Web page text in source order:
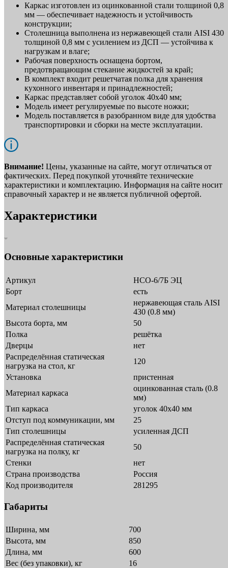
Каркас изготовлен из оцинкованной стали толщиной 0,8
мм — обеспечивает надежность и устойчивость
конструкции;
Столешница выполнена из нержавеющей стали AISI 430
толщиной 0,8 мм с усилением из ДСП — устойчива к
нагрузкам и влаге;
Рабочая поверхность оснащена бортом,
предотвращающим стекание жидкостей за край;
В комплект входит решетчатая полка для хранения
кухонного инвентаря и принадлежностей;
Каркас представляет собой уголок 40х40 мм;
Модель имеет регулируемые по высоте ножки;
Модель поставляется в разобранном виде для удобства
транспортировки и сборки на месте эксплуатации.
Внимание! Цены, указанные на сайте, могут отличаться от
фактических. Перед покупкой уточняйте технические
характеристики и комплектацию. Информация на сайте носит
справочный характер и не является публичной офертой.
Характеристики
Основные характеристики
Артикул
НСО-6/7Б ЭЦ
Борт
есть
Материал столешницы
нержавеющая сталь AISI
430 (0.8 мм)
Высота борта, мм
50
Полка
решётка
Дверцы
нет
Распределённая статическая
нагрузка на стол, кг
120
Установка
пристенная
Материал каркаса
оцинкованная сталь (0.8
мм)
Тип каркаса
уголок 40х40 мм
Отступ под коммуникации, мм
25
Тип столешницы
усиленная ДСП
Распределённая статическая
нагрузка на полку, кг
50
Стенки
нет
Страна производства
Россия
Код производителя
281295
Габариты
Ширина, мм
700
Высота, мм
850
Длина, мм
600
Вес (без упаковки), кг
16